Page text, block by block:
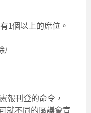
1個以上的席位。
)
報刊登的命令，
就不同的區議會宣